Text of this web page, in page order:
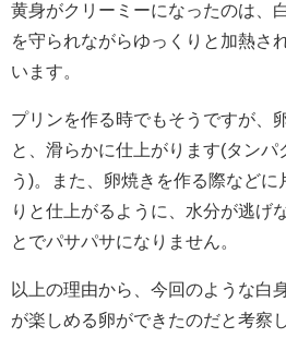
黄身がクリーミーになったのは、
を守られながらゆっくりと加熱さ
います。
プリンを作る時でもそうですが、
と、滑らかに仕上がります(タン
う)。また、卵焼きを作る際などに
りと仕上がるように、水分が逃げ
とでパサパサになりません。
以上の理由から、今回のような白
が楽しめる卵ができたのだと考察